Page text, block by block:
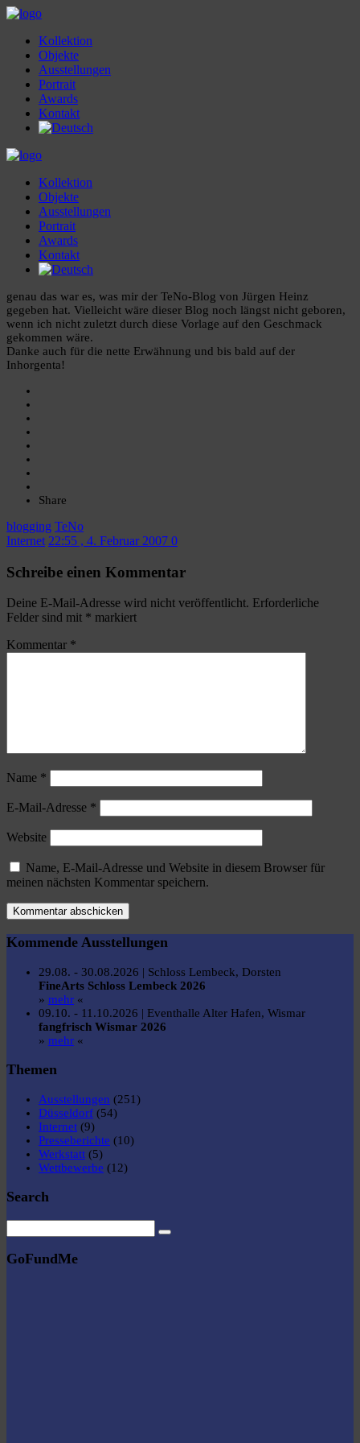
Kollektion
Objekte
Ausstellungen
Portrait
Awards
Kontakt
Kollektion
Objekte
Ausstellungen
Portrait
Awards
Kontakt
genau das war es, was mir der TeNo-Blog von Jürgen Heinz
gegeben hat. Vielleicht wäre dieser Blog noch längst nicht geboren,
wenn ich nicht zuletzt durch diese Vorlage auf den Geschmack
gekommen wäre.
Danke auch für die nette Erwähnung und bis bald auf der
Inhorgenta!
Share
blogging TeNo
Internet 22:55 , 4. Februar 2007 0
Schreibe einen Kommentar
Deine E-Mail-Adresse wird nicht veröffentlicht. Erforderliche
Felder sind mit * markiert
Kommentar *
Name *
E-Mail-Adresse *
Website
Name, E-Mail-Adresse und Website in diesem Browser für
meinen nächsten Kommentar speichern.
Kommende Ausstellungen
29.08. - 30.08.2026 | Schloss Lembeck, Dorsten
FineArts Schloss Lembeck 2026
» mehr «
09.10. - 11.10.2026 | Eventhalle Alter Hafen, Wismar
fangfrisch Wismar 2026
» mehr «
Themen
Ausstellungen (251)
Düsseldorf (54)
Internet (9)
Presseberichte (10)
Werkstatt (5)
Wettbewerbe (12)
Search
GoFundMe